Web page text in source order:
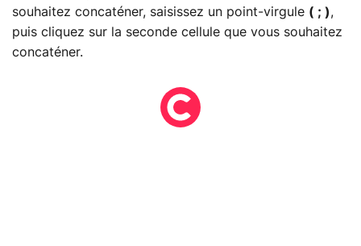
souhaitez concaténer, saisissez un point-virgule ( ; ),
puis cliquez sur la seconde cellule que vous souhaitez
concaténer.